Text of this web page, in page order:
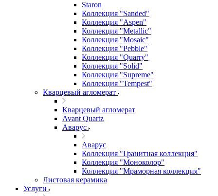
Staron
Коллекция "Sanded"
Коллекция "Aspen"
Коллекция "Metallic"
Коллекция "Mosaic"
Коллекция "Pebble"
Коллекция "Quarry"
Коллекция "Solid"
Коллекция "Supreme"
Коллекция "Tempest"
Кварцевый агломерат
Кварцевый агломерат
Avant Quartz
Аварус
Аварус
Коллекция "Гранитная коллекция"
Коллекция "Моноколор"
Коллекция "Мраморная коллекция"
Листовая керамика
Услуги